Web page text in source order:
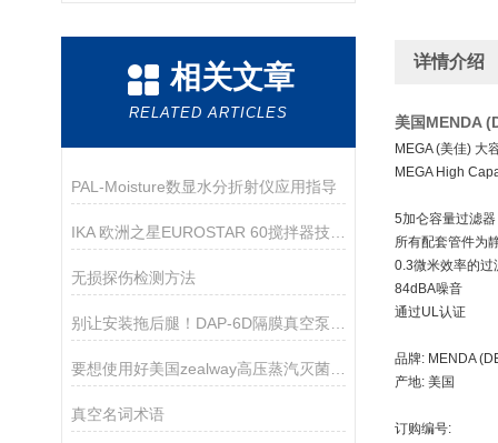
相关文章
RELATED ARTICLES
PAL-Moisture数显水分折射仪应用指导
IKA 欧洲之星EUROSTAR 60搅拌器技术资料
无损探伤检测方法
要想使用好美国zealway高压蒸汽灭菌器需按照以下步骤
真空名词术语
详情介绍
美国MENDA
MEGA (美佳) 大
MEGA High
5加仑容量过滤器
所有配套管件为
0.3微米效率的过
84dBA噪音
通过UL认证
品牌: MENDA
产地: 美国
订购编号: